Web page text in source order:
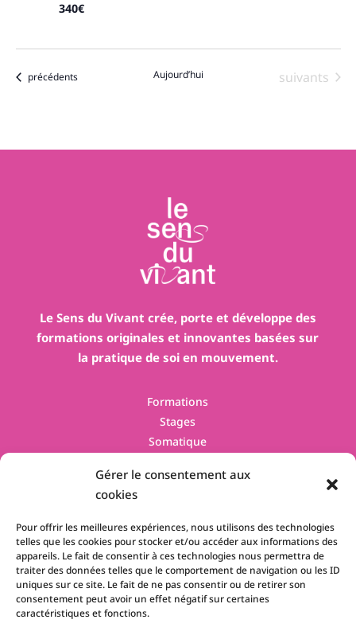
Gérer le consentement aux
cookies
Pour offrir les meilleures expériences, nous utilisons des technologies
telles que les cookies pour stocker et/ou accéder aux informations des
appareils. Le fait de consentir à ces technologies nous permettra de
traiter des données telles que le comportement de navigation ou les ID
uniques sur ce site. Le fait de ne pas consentir ou de retirer son
consentement peut avoir un effet négatif sur certaines
caractéristiques et fonctions.
340€
Évènements
précédents Aujourd’hui Évènements
suivants
Le Sens du Vivant crée, porte et développe des
formations originales et innovantes basées sur
la pratique de soi en mouvement.
Formations
Stages
Somatique
La certification qualité à été délivrée au titre des catégories d'actions
suivantes :
ACTIONS DE FORMATION